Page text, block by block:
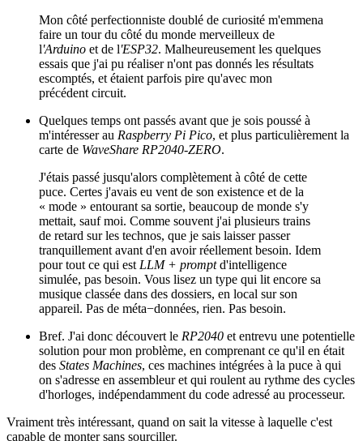
Mon côté perfectionniste doublé de curiosité m'emmena
faire un tour du côté du monde merveilleux de
l'Arduino et de l'ESP32. Malheureusement les quelques
essais que j'ai pu réaliser n'ont pas donnés les résultats
escomptés, et étaient parfois pire qu'avec mon
précédent circuit.
Quelques temps ont passés avant que je sois poussé à
m'intéresser au Raspberry Pi Pico, et plus particulièrement la
carte de WaveShare RP2040-ZERO.
J'étais passé jusqu'alors complètement à côté de cette
puce. Certes j'avais eu vent de son existence et de la
« mode » entourant sa sortie, beaucoup de monde s'y
mettait, sauf moi. Comme souvent j'ai plusieurs trains
de retard sur les technos, que je sais laisser passer
tranquillement avant d'en avoir réellement besoin. Idem
pour tout ce qui est LLM + promptd'intelligence
simulée, pas besoin. Vous lisez un type qui lit encore sa
musique classée dans des dossiers, en local sur son
appareil. Pas de méta−données, rien. Pas besoin.
Bref. J'ai donc découvert le RP2040 et entrevu une potentielle
solution pour mon problème, en comprenant ce qu'il en était
des States Machines, ces machines intégrées à la puce à qui
on s'adresse en assembleur et qui roulent au rythme des cycles
d'horloges, indépendamment du code adressé au processeur.
Vraiment très intéressant, quand on sait la vitesse à laquelle c'est
capable de monter sans sourciller.